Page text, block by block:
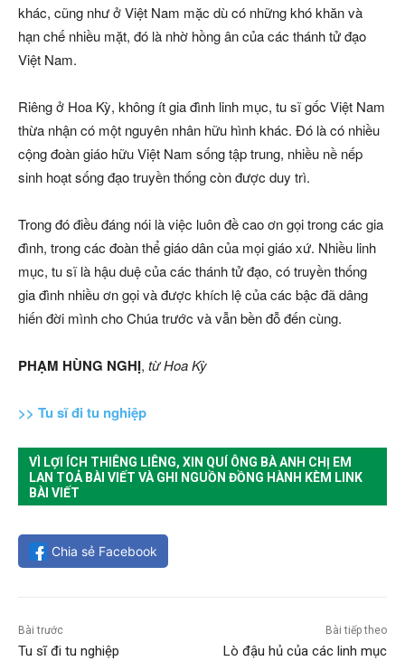
khác, cũng như ở Việt Nam mặc dù có những khó khăn và
hạn chế nhiều mặt, đó là nhờ hồng ân của các thánh tử đạo
Việt Nam.
Riêng ở Hoa Kỳ, không ít gia đình linh mục, tu sĩ gốc Việt Nam
thừa nhận có một nguyên nhân hữu hình khác. Đó là có nhiều
cộng đoàn giáo hữu Việt Nam sống tập trung, nhiều nề nếp
sinh hoạt sống đạo truyền thống còn được duy trì.
Trong đó điều đáng nói là việc luôn đề cao ơn gọi trong các gia
đình, trong các đoàn thể giáo dân của mọi giáo xứ. Nhiều linh
mục, tu sĩ là hậu duệ của các thánh tử đạo, có truyền thống
gia đình nhiều ơn gọi và được khích lệ của các bậc đã dâng
hiến đời mình cho Chúa trước và vẫn bền đỗ đến cùng.
PHẠM HÙNG NGHỊ, từ Hoa Kỳ
>> Tu sĩ đi tu nghiệp
VÌ LỢI ÍCH THIÊNG LIÊNG, XIN QUÍ ÔNG BÀ ANH CHỊ EM
LAN TOẢ BÀI VIẾT VÀ GHI NGUỒN ĐỒNG HÀNH KÈM LINK
BÀI VIẾT
Chia sẻ Facebook
Bài trước
Tu sĩ đi tu nghiệp
Bài tiếp theo
Lò đậu hủ của các linh mục